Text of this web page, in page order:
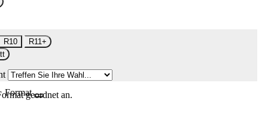
R10
R11+
Formatgeordnet an.